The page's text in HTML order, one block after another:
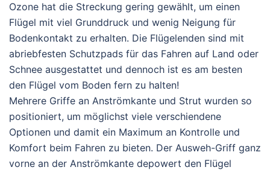
Ozone hat die Streckung gering gewählt, um einen
Flügel mit viel Grunddruck und wenig Neigung für
Bodenkontakt zu erhalten. Die Flügelenden sind mit
abriebfesten Schutzpads für das Fahren auf Land oder
Schnee ausgestattet und dennoch ist es am besten
den Flügel vom Boden fern zu halten!
Mehrere Griffe an Anströmkante und Strut wurden so
positioniert, um möglichst viele verschiendene
Optionen und damit ein Maximum an Kontrolle und
Komfort beim Fahren zu bieten. Der Ausweh-Griff ganz
vorne an der Anströmkante depowert den Flügel